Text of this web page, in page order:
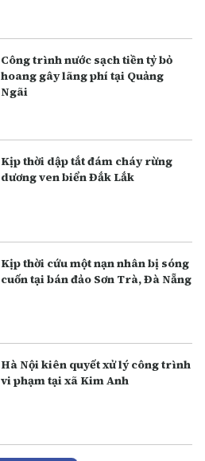
Công trình nước sạch tiền tỷ bỏ
hoang gây lãng phí tại Quảng
Ngãi
Kịp thời dập tắt đám cháy rừng
dương ven biển Đắk Lắk
Kịp thời cứu một nạn nhân bị sóng
cuốn tại bán đảo Sơn Trà, Đà Nẵng
Hà Nội kiên quyết xử lý công trình
vi phạm tại xã Kim Anh